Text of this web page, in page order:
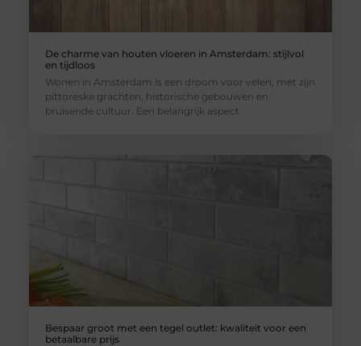
De charme van houten vloeren in Amsterdam: stijlvol
en tijdloos
Wonen in Amsterdam is een droom voor velen, met zijn
pittoreske grachten, historische gebouwen en
bruisende cultuur. Een belangrijk aspect
Bespaar groot met een tegel outlet: kwaliteit voor een
betaalbare prijs